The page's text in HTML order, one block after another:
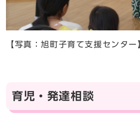
【写真：旭町子育て支援センター
育児・発達相談